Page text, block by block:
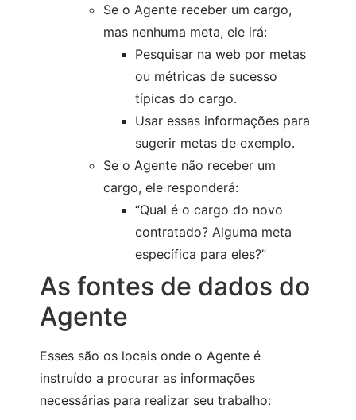
Se o Agente receber um cargo,
mas nenhuma meta, ele irá:
Pesquisar na web por metas
ou métricas de sucesso
típicas do cargo.
Usar essas informações para
sugerir metas de exemplo.
Se o Agente não receber um
cargo, ele responderá:
“Qual é o cargo do novo
contratado? Alguma meta
específica para eles?”
As fontes de dados do
Agente
Esses são os locais onde o Agente é
instruído a procurar as informações
necessárias para realizar seu trabalho: